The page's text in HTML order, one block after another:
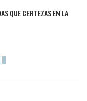
QUE CERTEZAS EN LA